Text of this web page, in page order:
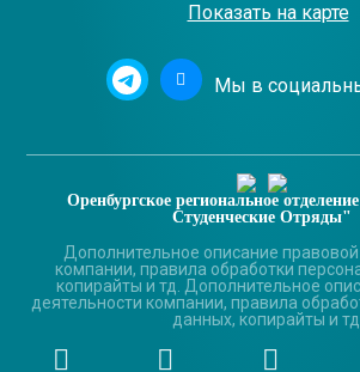
Показать на карте
Мы в
Оренбургское региональное
Студенческие Отряды"
Дополнительное описание
компании, правила обработки
копирайты и тд. Дополнительное
деятельности компании, правила
данных, копирайты и тд.